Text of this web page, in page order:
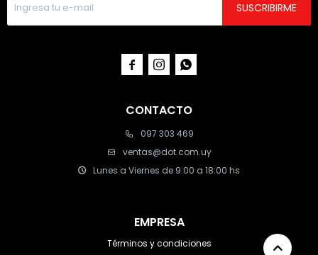
CONTACTO
097 303 469
ventas@dot.com.uy
Lunes a Viernes de 9:00 a 18:00 hs
EMPRESA
Términos y condiciones
SUSCRIBIRME
  